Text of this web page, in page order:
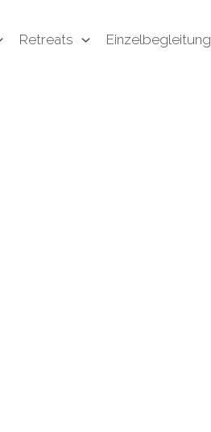
Retreats Einzelbegleitung